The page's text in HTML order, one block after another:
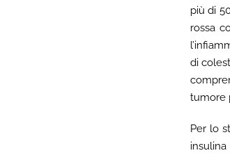
più di
rossa
di
tumore
Per lo